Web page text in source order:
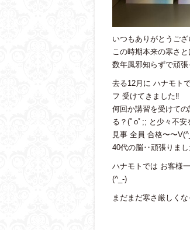
いつもありがとうご
この時期本来の寒さ
数年風邪知らずで頑
去る12月に ハナモト
フ 受けてきました‼︎
何回か講習を受けて
る？(ﾟoﾟ;; と少々不
見事 全員 合格〜〜
40代の脳‥頑張りま
ハナモトでは お客様
(^_-)
まだまだ寒さ厳しく